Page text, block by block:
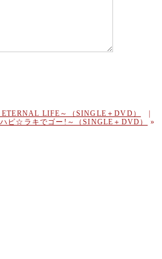
LIFE～（SINGLE＋DVD）
ピ☆ラキでゴー!～（SINGLE＋DVD）
»